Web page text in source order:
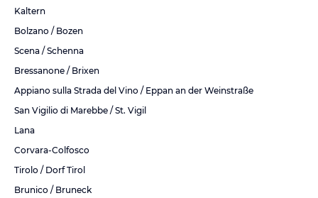
Kaltern
Bolzano / Bozen
Scena / Schenna
Bressanone / Brixen
Appiano sulla Strada del Vino / Eppan an der Weinstraße
San Vigilio di Marebbe / St. Vigil
Lana
Corvara-Colfosco
Tirolo / Dorf Tirol
Brunico / Bruneck